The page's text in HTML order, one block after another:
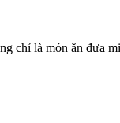
chỉ là món ăn đưa